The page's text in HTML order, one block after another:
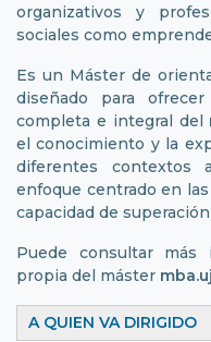
organizativos y
sociales como
Es un Máster de
diseñado para
completa e integral del
el conocimiento y la
diferentes contextos
enfoque centrado en
capacidad de
Puede consultar
propia del máster
A QUIEN VA DIRIGIDO